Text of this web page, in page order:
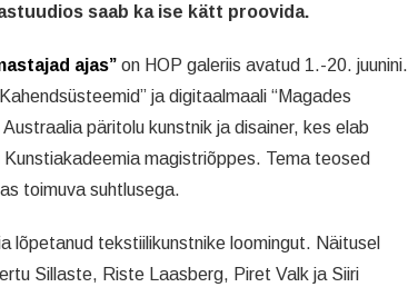
saab ka ise kätt proovida.
ajas” on HOP galeriis avatud 1.-20. juunini.
ja digitaalmaali “Magades
päritolu kunstnik ja disainer, kes elab
Kunstiakadeemia magistriõppes. Tema teosed
toimuva suhtlusega.
lõpetanud tekstiilikunstnike loomingut. Näitusel
Sillaste, Riste Laasberg, Piret Valk ja Siiri